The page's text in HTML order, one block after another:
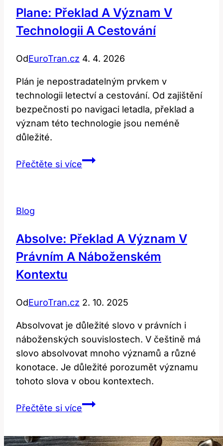
Plane: Překlad A Význam V
Technologii A Cestování
OdEuroTran.cz 4. 4. 2026
Plán je nepostradatelným prvkem v
technologii letectví a cestování. Od zajištění
bezpečnosti po navigaci letadla, překlad a
význam této technologie jsou neméně
důležité.
Přečtěte si vícePlane:
a
cestování
Blog
Absolve: Překlad A Význam V
Právním A Náboženském
Kontextu
OdEuroTran.cz 2. 10. 2025
Absolvovat je důležité slovo v právních i
náboženských souvislostech. V češtině má
slovo absolvovat mnoho významů a různé
konotace. Je důležité porozumět významu
tohoto slova v obou kontextech.
Přečtěte si víceAbsolve: